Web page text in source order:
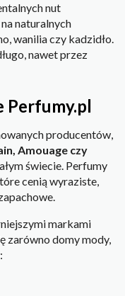
nut
naturalnych
wanilia czy kadzidło.
nawet przez
Perfumy.pl
producentów,
Amouage czy
świecie. Perfumy
cenią wyraziste,
markami
zarówno domy mody,